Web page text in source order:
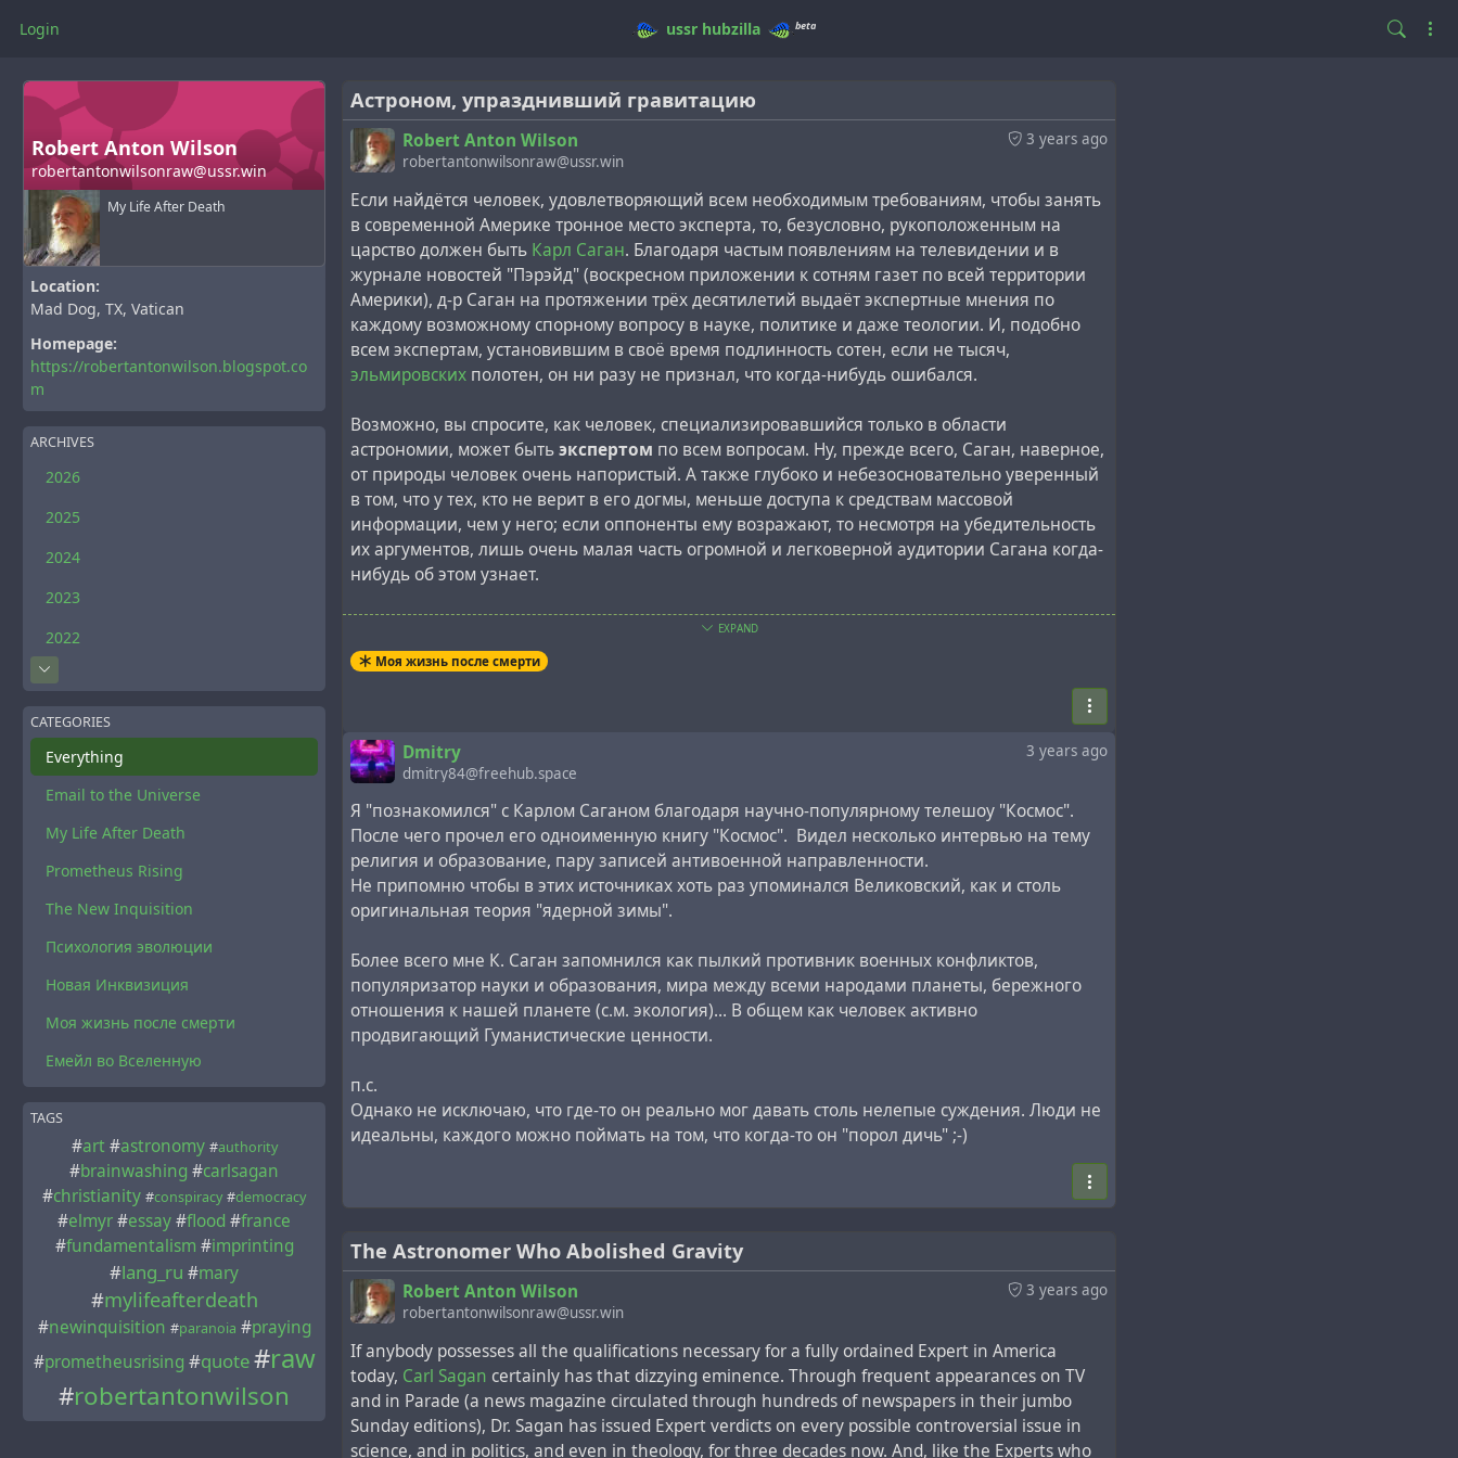
Login ussr hubzilla beta
Robert Anton Wilson
robertantonwilsonraw@ussr.win
My Life After Death
Location:
Mad Dog, TX, Vatican
Homepage:
https://robertantonwilson.blogspot.co
m
ARCHIVES
2026
2025
2024
2023
2022
CATEGORIES
Everything
Email to the Universe
My Life After Death
Prometheus Rising
The New Inquisition
Психология эволюции
Новая Инквизиция
Моя жизнь после смерти
Емейл во Вселенную
TAGS
#art #astronomy #authority
#brainwashing #carlsagan
#christianity #conspiracy #democracy
#elmyr#essay#flood #france
#fundamentalism #imprinting
#lang_ru #mary
#mylifeafterdeath
#newinquisition #paranoia #praying
#prometheusrising #quote#raw
#robertantonwilson
Астроном, упразднивший гравитацию
3 years ago
Robert Anton Wilson
robertantonwilsonraw@ussr.win
Если найдётся человек, удовлетворяющий всем необходимым требованиям, чтобы занять
в современной Америке тронное место эксперта, то, безусловно, рукоположенным на
царство должен быть Карл Саган. Благодаря частым появлениям на телевидении и в
журнале новостей "Пэрэйд" (воскресном приложении к сотням газет по всей территории
Америки), д-р Саган на протяжении трёх десятилетий выдаёт экспертные мнения по
каждому возможному спорному вопросу в науке, политике и даже теологии. И, подобно
всем экспертам, установившим в своё время подлинность сотен, если не тысяч,
эльмировских полотен, он ни разу не признал, что когда-нибудь ошибался.
Возможно, вы спросите, как человек, специализировавшийся только в области
астрономии, может бытьэкспертом по всем вопросам. Ну, прежде всего, Саган, наверное,
от природы человек очень напористый. А также глубоко и небезосновательно уверенный
в том, что у тех, кто не верит в его догмы, меньше доступа к средствам массовой
информации, чем у него; если оппоненты ему возражают, то несмотря на убедительность
их аргументов, лишь очень малая часть огромной и легковерной аудитории Сагана когда-
нибудь об этом узнает.
эксперты, на примере затяжной войны, развязанной
Саганом против д-раИммануила Великовского
Прежде всего, Саган лишь единожды называет И. Великовского «д-ром», как это принято в
цивилизованном обществе. Поэтому большинство людей, которые знают Великовского
лишь как объект для нападок Сагана, даже не подозревают, что у Великовского есть
учёная степень доктора наук.
[ Сначала Великовский изучал историю древнего мира в московском университете. А
потом получил там же степень доктора медицины. Позже он изучал психоанализ у Фрейда
в Вене и редактировал международный научный журнал еврейских наук, в котором
сотрудничал Эйнштейн. (Эйнштейн подружился с Великовским. Он постоянно
оппонировал тем, кто, наподобие Сагана, пытался оклеветать д-ра Великовского, не
потрудившись разобраться в сути его последней, довольно спорной кометной теории). ]
Таким образом, непосвящённому читателю кажется, что образованный учёный, «д-р»
Саган ведёт борьбу с «мистером» Великовским, невежественным обывателем. Маленькие
хитрости вроде этой оказываются довольно весомым аргументом при околпачивании
свинью.
Далее просто из чувства справедливости я стану называть Сагана Саганом, а д-ра
Великовского д-ром Великовским. В конце концов, мерка, применяемая к одному, должна
Саган постоянно, решительно и лживо утверждает, что д-р Великовский создал теорию
космических катастроф ради возрождения древней религии: "Это покушение на
легализацию религии…", "Великовский пытается спасти не только религию, но и
астрологию". Отсюда можно сделать только такой вывод: либо Саган очень
невнимательно читает, либо намеренно лжёт. При внимательном чтении работ д-ра
Великовского нельзя не заметить его откровенно скептическое отношение как к религии,
так и к астрологии.
Кроме того, теория кометных столкновений д-ра Великовского даёт физическое,
EXPAND
Моя жизнь после смерти
3 years ago
Dmitry
dmitry84@freehub.space
Я "познакомился" с Карлом Саганом благодаря научно-популярному телешоу "Космос".
После чего прочел его одноименную книгу "Космос". Видел несколько интервью на тему
религия и образование, пару записей антивоенной направленности.
Не припомню чтобы в этих источниках хоть раз упоминался Великовский, как и столь
оригинальная теория "ядерной зимы".
Более всего мне К. Саган запомнился как пылкий противник военных конфликтов,
популяризатор науки и образования, мира между всеми народами планеты, бережного
отношения к нашей планете (с.м. экология)... В общем как человек активно
продвигающий Гуманистические ценности.
п.с.
Однако не исключаю, что где-то он реально мог давать столь нелепые суждения. Люди не
идеальны, каждого можно поймать на том, что когда-то он "порол дичь" ;-)
The Astronomer Who Abolished Gravity
3 years ago
Robert Anton Wilson
robertantonwilsonraw@ussr.win
If anybody possesses all the qualifications necessary for a fully ordained Expert in America
today, Carl Sagan certainly has that dizzying eminence. Through frequent appearances on TV
and in Parade (a news magazine circulated through hundreds of newspapers in their jumbo
Sunday editions), Dr. Sagan has issued Expert verdicts on every possible controversial issue in
science, and in politics, and even in theology, for three decades now. And, like the Experts who